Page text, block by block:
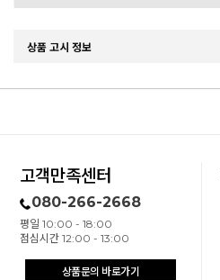
상품 고시 정보
고객만족센터
080-266-2668
평일 10:00 - 18:00
점심시간 12:00 - 13:00
상품문의 바로가기